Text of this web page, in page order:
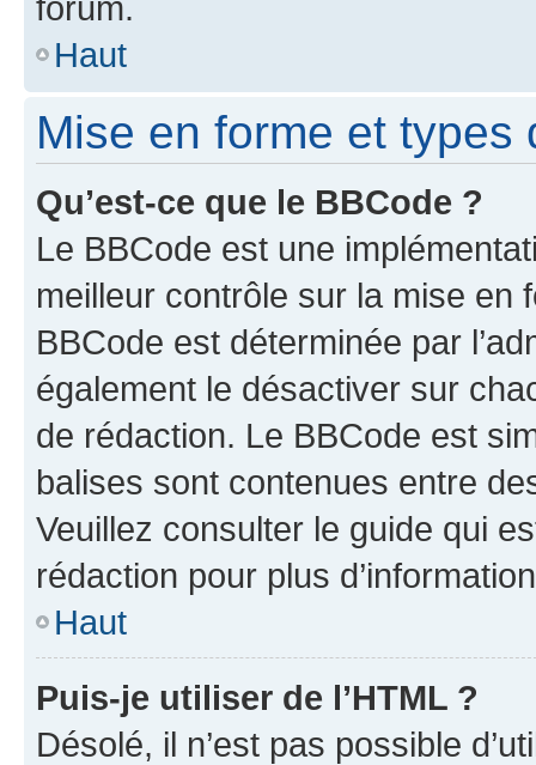
Haut
Mise en forme et types
Qu’est-ce que le BBCode ?
Le BBCode est une
meilleur contrôle sur la mise en
BBCode est déterminée par
également le désactiver sur
de rédaction. Le BBCode est
balises sont contenues entre
Veuillez consulter le guide qui
rédaction pour plus
Haut
Puis-je utiliser de l’HTML ?
Désolé, il n’est pas possible